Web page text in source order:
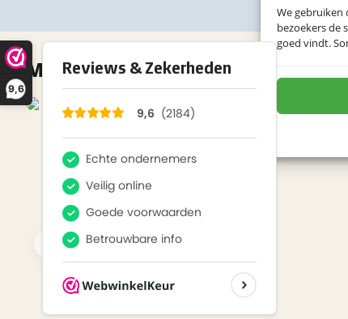
9,6
We gebruiken
bezoekers de
goed vindt.
Maak jouw wand compleet met